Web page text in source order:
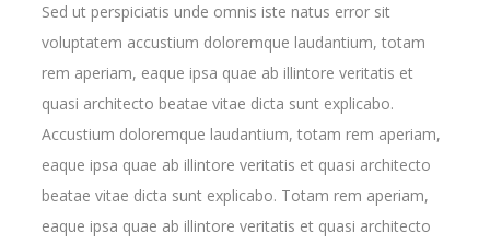
Sed ut perspiciatis unde omnis iste natus error sit
voluptatem accustium doloremque laudantium, totam
rem aperiam, eaque ipsa quae ab illintore veritatis et
quasi architecto beatae vitae dicta sunt explicabo.
Accustium doloremque laudantium, totam rem aperiam,
eaque ipsa quae ab illintore veritatis et quasi architecto
beatae vitae dicta sunt explicabo. Totam rem aperiam,
eaque ipsa quae ab illintore veritatis et quasi architecto